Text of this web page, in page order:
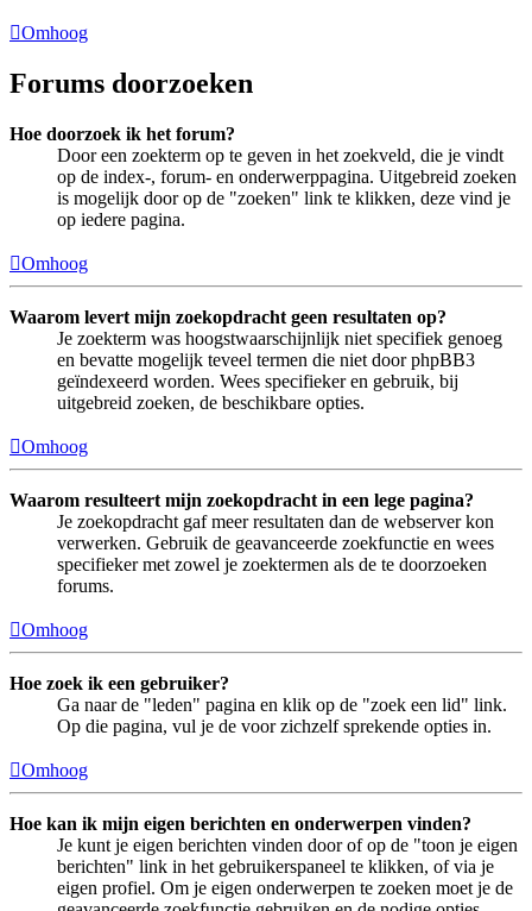
Omhoog
Forums doorzoeken
Hoe doorzoek ik het forum?
Door een zoekterm op te geven in het zoekveld, die je vindt
op de index-, forum- en onderwerppagina. Uitgebreid zoeken
is mogelijk door op de "zoeken" link te klikken, deze vind je
op iedere pagina.
Omhoog
Waarom levert mijn zoekopdracht geen resultaten op?
Je zoekterm was hoogstwaarschijnlijk niet specifiek genoeg
en bevatte mogelijk teveel termen die niet door phpBB3
geïndexeerd worden. Wees specifieker en gebruik, bij
uitgebreid zoeken, de beschikbare opties.
Omhoog
Waarom resulteert mijn zoekopdracht in een lege pagina?
Je zoekopdracht gaf meer resultaten dan de webserver kon
verwerken. Gebruik de geavanceerde zoekfunctie en wees
specifieker met zowel je zoektermen als de te doorzoeken
forums.
Omhoog
Hoe zoek ik een gebruiker?
Ga naar de "leden" pagina en klik op de "zoek een lid" link.
Op die pagina, vul je de voor zichzelf sprekende opties in.
Omhoog
Hoe kan ik mijn eigen berichten en onderwerpen vinden?
Je kunt je eigen berichten vinden door of op de "toon je eigen
berichten" link in het gebruikerspaneel te klikken, of via je
eigen profiel. Om je eigen onderwerpen te zoeken moet je de